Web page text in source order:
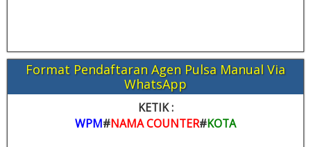
Format Pendaftaran Agen Pulsa Manual Via
WhatsApp
KETIK :
WPM#NAMA COUNTER#KOTA